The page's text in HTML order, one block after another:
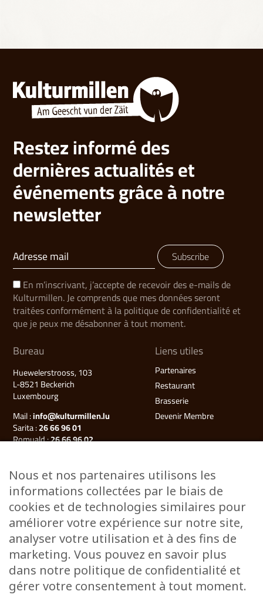
Restez informé des
dernières actualités et
événements grâce à notre
newsletter
Subscribe
En m’inscrivant, j’accepte de recevoir des e-mails de
Kulturmillen. Je comprends que mes données seront
traitées conformément à la politique de confidentialité et
que je peux me désabonner à tout moment.
Bureau
Huewelerstrooss, 103
L-8521 Beckerich
Luxembourg
Mail :info@kulturmillen.lu
Sarita :26 66 96 01
Romuald :26 66 96 02
Liens utiles
Partenaires
Restaurant
Brasserie
Devenir Membre
Plan du site
Kulturmillen
Musée des énergies
Millegalerie
Évènements
Ateliers & Cours
Stages
Visites guidées
Nous et nos partenaires utilisons les
informations collectées par le biais de
cookies et de technologies similaires pour
améliorer votre expérience sur notre site,
analyser votre utilisation et à des fins de
marketing. Vous pouvez en savoir plus
dans notre politique de confidentialité et
gérer votre consentement à tout moment.